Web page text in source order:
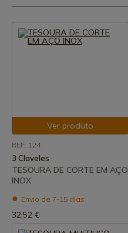
Ver produto
REF: 124
3 Claveles
TESOURA DE CORTE EM AÇO
INOX
Envio de 7-15 dias
32,52 €